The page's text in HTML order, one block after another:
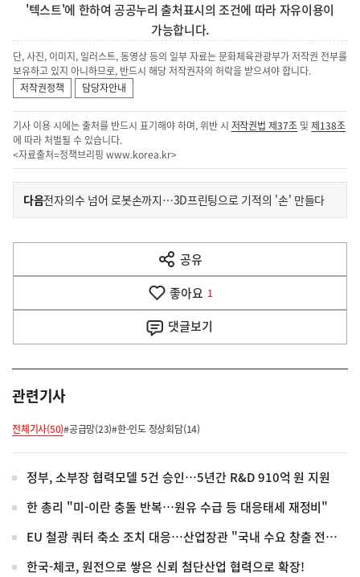
'텍스트'에 한하여 공공누리 출처표시의 조건에 따라 자유이용이
가능합니다.
단, 사진, 이미지, 일러스트, 동영상 등의 일부 자료는 문화체육관광부가 저작권 전부를
보유하고 있지 아니하므로, 반드시 해당 저작권자의 허락을 받으셔야 합니다.
저작권정책
담당자안내
기사 이용 시에는 출처를 반드시 표기해야 하며, 위반 시 저작권법 제37조 및제138조
에 따라 처벌될 수 있습니다.
<자료출처=정책브리핑 www.korea.kr>
이
전
다
음
다음기
사
전자의수 넘어 로봇손까지…3D프린팅으로 기적의 '손' 만들다
공유
열
기
좋아요 1
댓글보기
관련기사
전체기사(50)#공급망(23)#한-인도 정상회담(14)
정부, 소부장 협력모델 5건 승인…5년간 R&D 910억 원 지원
한 총리 "미-이란 충돌 반복…원유 수급 등 대응태세 재정비"
EU 철광 쿼터 축소 조치 대응…산업장관 "국내 수요 창출 전폭 지원"
한국-체코, 원전으로 쌓은 신뢰 첨단산업 협력으로 확장!